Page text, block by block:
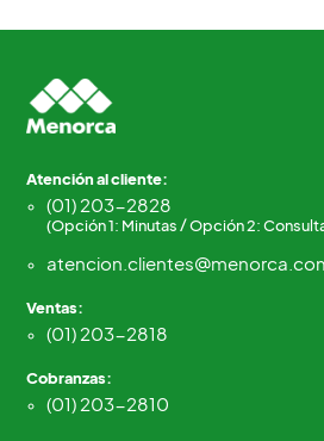
Atención al cliente:
(01) 203-2828
(Opción 1: Minutas / Opción 2:
Ventas:
(01) 203-2818
Cobranzas:
(01) 203-2810